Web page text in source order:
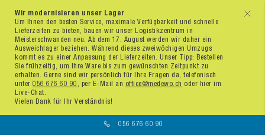
x
Wir modernisieren unser Lager
Um Ihnen den besten Service, maximale Verfügbarkeit und schnelle
Lieferzeiten zu bieten, bauen wir unser Logistikzentrum in
Meisterschwanden neu. Ab dem 17. August werden wir daher ein
Ausweichlager beziehen. Während dieses zweiwöchigen Umzugs
kommt es zu einer Anpassung der Lieferzeiten. Unser Tipp: Bestellen
Sie frühzeitig, um Ihre Ware bis zum gewünschten Zeitpunkt zu
erhalten. Gerne sind wir persönlich für Ihre Fragen da, telefonisch
unter 056 676 60 90 , per E-Mail an office@medewo.ch oder hier im
Live-Chat.
Vielen Dank für Ihr Verständnis!
056 676 60 90